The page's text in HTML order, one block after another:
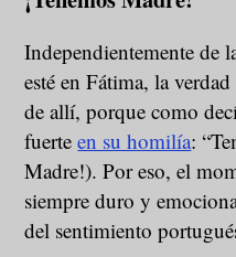
Independientemente de
esté en Fátima, la
de allí, porque como
fuerteen su homilía:
Madre!). Por eso, el
siempre duro y
del sentimiento